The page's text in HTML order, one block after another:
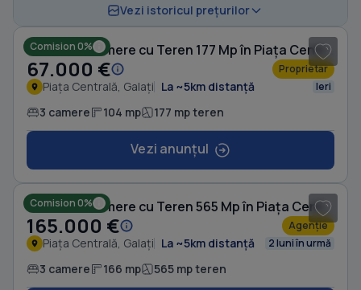
Vezi istoricul prețurilor
Comision 0% Casă cu 3 camere cu Teren 177 Mp în Piața Centrală
67.000 € Proprietar
Piața Centrală, Galați La ~5km distanță Ieri
3 camere 104 mp 177 mp teren
Vezi anunțul
Comision 0% Casă cu 3 camere cu Teren 565 Mp în Piața Centrală
165.000 € Agenție
Piața Centrală, Galați La ~5km distanță 2 luni în urmă
3 camere 166 mp 565 mp teren